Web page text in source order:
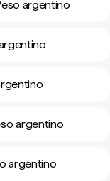
argentino
argentino
argentino